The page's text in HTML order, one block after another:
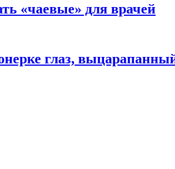
«чаевые» для врачей
глаз,